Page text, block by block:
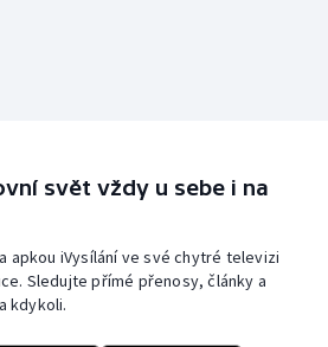
svět vždy u sebe i na
apkou iVysílání ve své chytré televizi
Sledujte přímé přenosy, články a
kdykoli.